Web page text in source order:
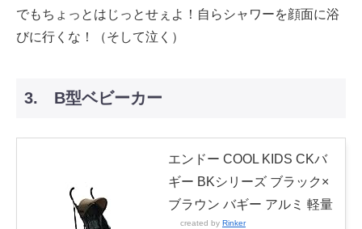
でもちょっとはじっとせぇよ！自らシャワーを顔面に浴
びに行くな！（そして泣く）
3. B型ベビーカー
エンドー COOL KIDS CKバ
ギー BKシリーズ ブラック×
ブラウン バギー アルミ 軽量
created by Rinker